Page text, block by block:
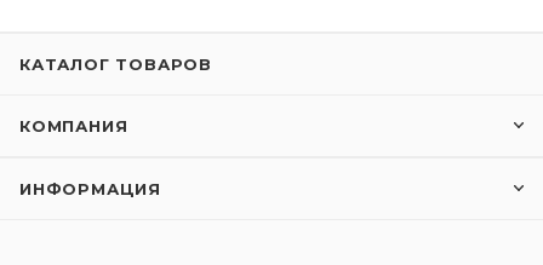
КАТАЛОГ ТОВАРОВ
КОМПАНИЯ
ИНФОРМАЦИЯ